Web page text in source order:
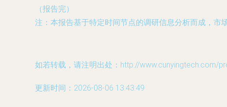
（报告完）
注：本报告基于特定时间节点的调研信息分析而成，市
如若转载，请注明出处：http://www.cunyingtech.com/
更新时间：2026-08-06 13:43:49